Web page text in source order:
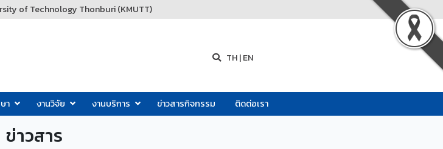
of Technology Thonburi (KMUTT)
TH|EN
า งานวิจัย งานบริการ ข่าวสารกิจกรรม ติดต่อเรา
ข่าวสาร